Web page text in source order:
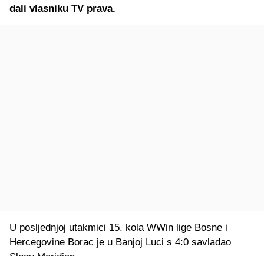
dali vlasniku TV prava.
U posljednjoj utakmici 15. kola WWin lige Bosne i
Hercegovine Borac je u Banjoj Luci s 4:0 savladao